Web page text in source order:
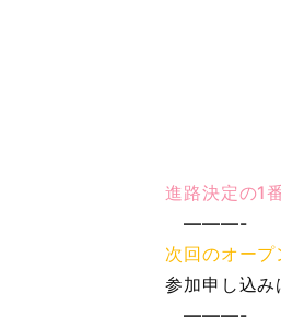
進路決定の1
———-
次回のオー
参加申し込
———-